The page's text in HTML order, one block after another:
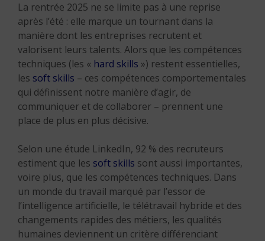
La rentrée 2025 ne se limite pas à une reprise
après l’été : elle marque un tournant dans la
manière dont les entreprises recrutent et
valorisent leurs talents. Alors que les compétences
techniques (les « hard skills ») restent essentielles,
les soft skills – ces compétences comportementales
qui définissent notre manière d’agir, de
communiquer et de collaborer – prennent une
place de plus en plus décisive.
Selon une étude LinkedIn, 92 % des recruteurs
estiment que les soft skills sont aussi importantes,
voire plus, que les compétences techniques. Dans
un monde du travail marqué par l’essor de
l’intelligence artificielle, le télétravail hybride et des
changements rapides des métiers, les qualités
humaines deviennent un critère différenciant